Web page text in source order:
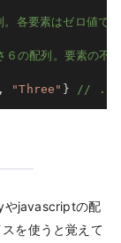
各要素はゼロ値で
の配列。要素の不
, "Three" } // ...を
やjavascriptの配
を使うと覚えて